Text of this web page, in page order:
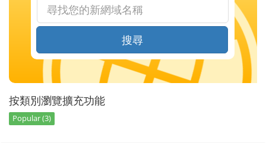
搜尋
按類別瀏覽擴充功能
Popular (3)